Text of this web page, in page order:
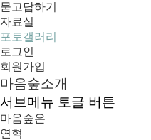
묻고답하기
자료실
포토갤러리
로그인
회원가입
마음숲소개
서브메뉴 토글 버튼
마음숲은
연혁